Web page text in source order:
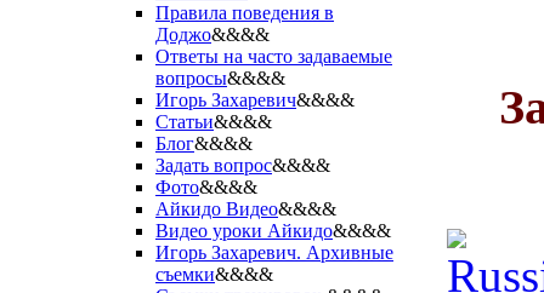
Правила поведения в
Доджо&&&&
Ответы на часто задаваемые
вопросы&&&&
Игорь Захаревич&&&&
Статьи&&&&
Блог&&&&
Задать вопрос&&&&
Фото&&&&
Айкидо Видео&&&&
Видео уроки Айкидо&&&&
Игорь Захаревич. Архивные
съемки&&&&